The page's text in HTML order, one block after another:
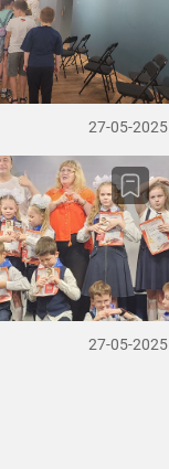
27-05-2025
27-05-2025